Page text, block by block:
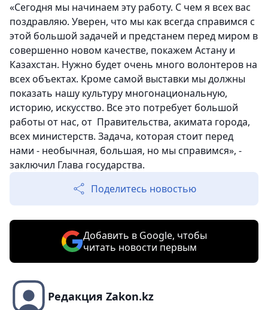
«Сегодня мы начинаем эту работу. С чем я всех вас
поздравляю. Уверен, что мы как всегда справимся с
этой большой задачей и предстанем перед миром в
совершенно новом качестве, покажем Астану и
Казахстан. Нужно будет очень много волонтеров на
всех объектах. Кроме самой выставки мы должны
показать нашу культуру многонациональную,
историю, искусство. Все это потребует большой
работы от нас, от Правительства, акимата города,
всех министерств. Задача, которая стоит перед
нами - необычная, большая, но мы справимся», -
заключил Глава государства.
Поделитесь новостью
Добавить в Google, чтобы
читать новости первым
Редакция Zakon.kz